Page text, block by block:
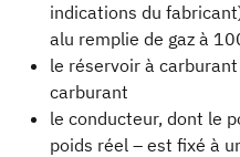
indications du
alu remplie de gaz à
le réservoir à
carburant
le conducteur, dont le
poids réel – est fixé à